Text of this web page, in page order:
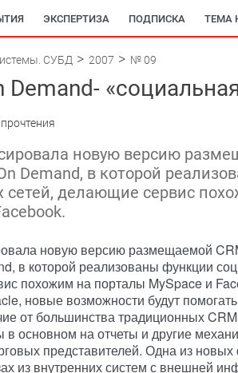
ЭКСПЕРТИЗА ПОДПИСКА ТЕМА
СУБД 2007 № 09
Demand-
новую версию
Demand, в которой
сетей, делающие сервис
новую версию размещаемой
в которой реализованы функции
похожим на порталы MySpace и
новые возможности будут
от большинства традиционных
в основном на отчеты и другие
представителей. Одна из
из внутренних систем с внешней